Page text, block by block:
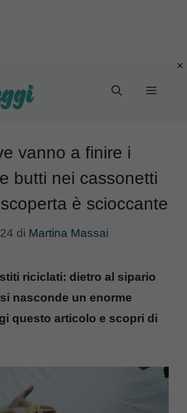
Menu
vanno a finire i
butti nei cassonetti
è scioccante
di Martina Massai
riciclati: dietro al sipario
nasconde un enorme
questo articolo e scopri di